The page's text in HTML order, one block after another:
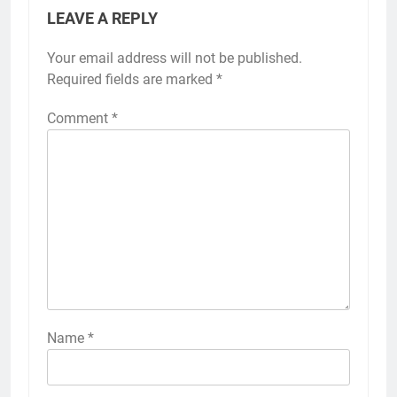
LEAVE A REPLY
Your email address will not be published.
Required fields are marked *
Comment *
Name *